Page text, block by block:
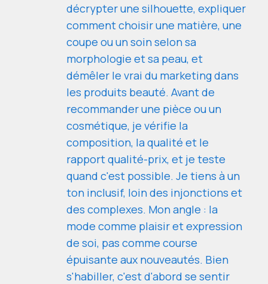
décrypter une silhouette, expliquer
comment choisir une matière, une
coupe ou un soin selon sa
morphologie et sa peau, et
démêler le vrai du marketing dans
les produits beauté. Avant de
recommander une pièce ou un
cosmétique, je vérifie la
composition, la qualité et le
rapport qualité-prix, et je teste
quand c'est possible. Je tiens à un
ton inclusif, loin des injonctions et
des complexes. Mon angle : la
mode comme plaisir et expression
de soi, pas comme course
épuisante aux nouveautés. Bien
s'habiller, c'est d'abord se sentir